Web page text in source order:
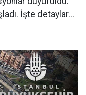
İşte detaylar...